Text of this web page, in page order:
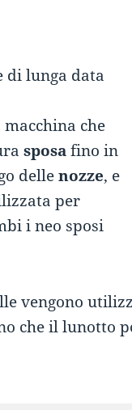
di lunga data
macchina che
sposafino in
dellenozze, e
per
i neo sposi
vengono
che il lunotto